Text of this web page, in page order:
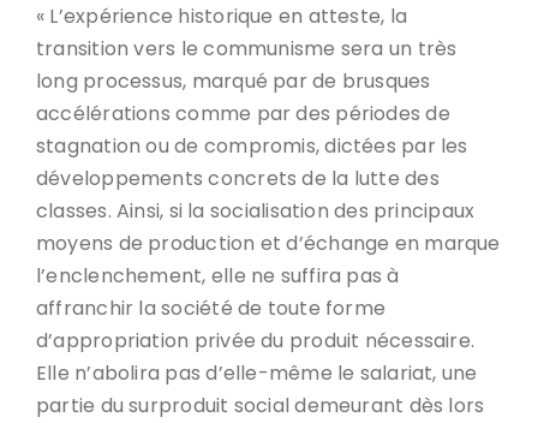
« L’expérience historique en atteste, la
transition vers le communisme sera un très
long processus, marqué par de brusques
accélérations comme par des périodes de
stagnation ou de compromis, dictées par les
développements concrets de la lutte des
classes. Ainsi, si la socialisation des principaux
moyens de production et d’échange en marque
l’enclenchement, elle ne suffira pas à
affranchir la société de toute forme
d’appropriation privée du produit nécessaire.
Elle n’abolira pas d’elle-même le salariat, une
partie du surproduit social demeurant dès lors